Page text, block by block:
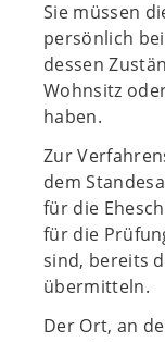
Sie müssen
persönlich
dessen
Wohnsitz
haben.
Zur
dem
für die
für die
sind, bereits
übermitteln.
Der Ort, an